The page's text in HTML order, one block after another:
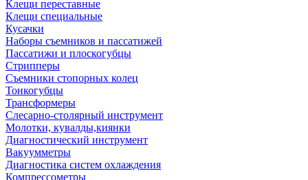
Клещи переставные
Клещи специальные
Кусачки
Наборы съемников и пассатижей
Пассатижи и плоскогубцы
Стрипперы
Съемники стопорных колец
Тонкогубцы
Трансформеры
Слесарно-столярный инструмент
Молотки, кувалды,киянки
Диагностический инструмент
Вакуумметры
Диагностика систем охлаждения
Компрессометры